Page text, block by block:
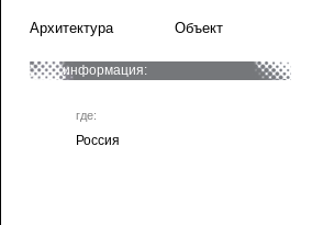
Архитектура Объект
информация:
где:
Россия